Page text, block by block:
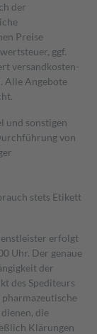
der
Preise
ggf.
versand­kosten­
Alle Angebote
und sonstigen
von
stets Etikett
erfolgt
Uhr. Der genaue
der
des Spediteurs
die
Klärungen